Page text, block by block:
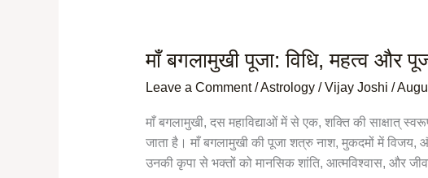
माँ बगलामुखी पूजा: विधि, महत्व और
Leave a Comment /Astrology/Vijay Joshi /
माँ बगलामुखी, दस महाविद्याओं में से एक, शक्ति की साक्षात्
जाता है। माँ बगलामुखी की पूजा शत्रु नाश, मुकदमों में विजय,
उनकी कृपा से भक्तों को मानसिक शांति, आत्मविश्वास, और
माँ
विधि,
महत्व
और